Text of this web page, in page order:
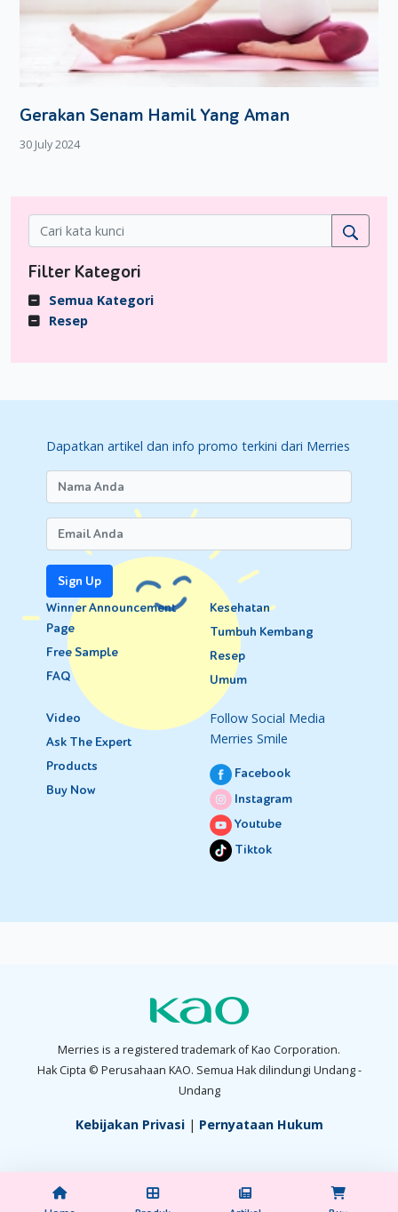
Gerakan Senam Hamil Yang Aman
30 July 2024
Filter Kategori
Semua Kategori
Resep
Dapatkan artikel dan info promo terkini dari Merries
Sign Up
Winner Announcement
Page
Free Sample
FAQ
Kesehatan
Tumbuh Kembang
Resep
Umum
Video
Ask The Expert
Products
Buy Now
Follow Social Media
Merries Smile
Facebook
Instagram
Youtube
Tiktok
Merries is a registered trademark of Kao Corporation.
Hak Cipta © Perusahaan KAO. Semua Hak dilindungi Undang -
Undang
Kebijakan Privasi| Pernyataan Hukum